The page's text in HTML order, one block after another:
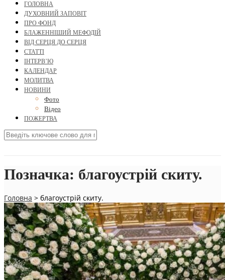
ГОЛОВНА
ДУХОВНИЙ ЗАПОВІТ
ПРО ФОНД
БЛАЖЕННІШИЙ МЕФОДІЙ
ВІД СЕРЦЯ ДО СЕРЦЯ
СТАТТІ
ІНТЕРВ’Ю
КАЛЕНДАР
МОЛИТВА
НОВИНИ
Фото
Відео
ПОЖЕРТВА
Позначка: благоустрій скиту.
Головна > благоустрій скиту.